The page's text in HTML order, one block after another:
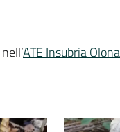
nell’ATE Insubria Olona